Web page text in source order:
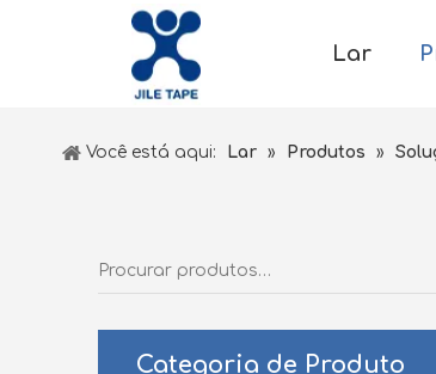
Lar
Você está aqui: Lar » Produtos »
Categoria de Produto